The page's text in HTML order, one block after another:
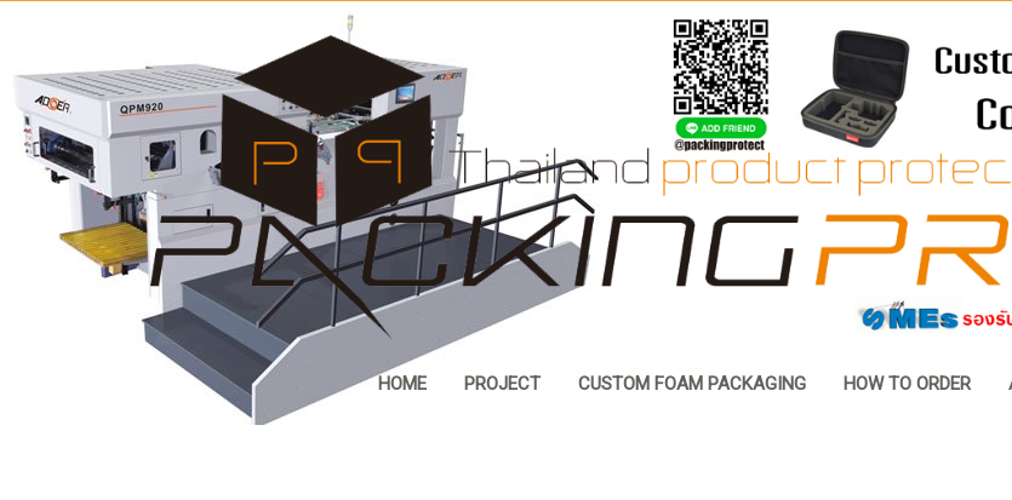
HOME PROJECT CUSTOM FOAM PACKAGING HOW TO ORDER